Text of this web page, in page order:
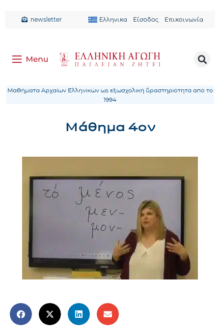
newsletter Ελληνικα Είσοδος Επικοινωνία
Μαθήματα Αρχαίων Ελληνικών ως εξωσχολική δραστηριότητα από το
1994
Μάθημα 4ον